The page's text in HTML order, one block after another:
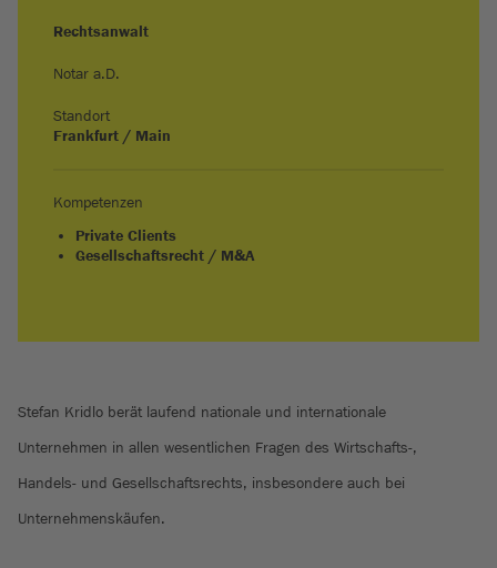
Rechtsanwalt
Notar a.D.
Standort
Frankfurt / Main
Kompetenzen
Private Clients
Gesellschaftsrecht / M&A
Stefan Kridlo berät laufend nationale und internationale
Unternehmen in allen wesentlichen Fragen des Wirtschafts-,
Handels- und Gesellschaftsrechts, insbesondere auch bei
Unternehmenskäufen.